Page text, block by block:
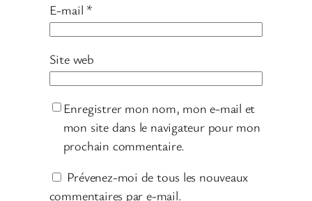
E-mail *
Site web
Enregistrer mon nom, mon e-mail et
mon site dans le navigateur pour mon
prochain commentaire.
Prévenez-moi de tous les nouveaux
commentaires par e-mail.